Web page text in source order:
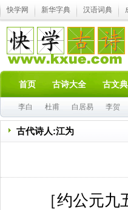
快学网 新华字典 汉语词典
首页 古诗大全 古文
李白 杜甫 白居易 李贺
古代诗人:江为
［约公元九五